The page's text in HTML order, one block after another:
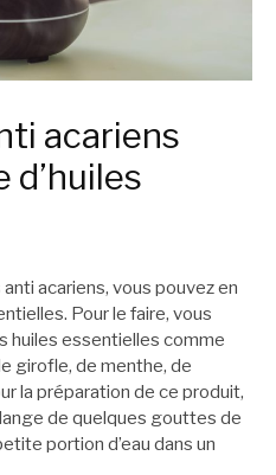
acariens
d’huiles
acariens, vous pouvez en
Pour le faire, vous
huiles essentielles comme
girofle, de menthe, de
la préparation de ce produit,
de quelques gouttes de
portion d’eau dans un